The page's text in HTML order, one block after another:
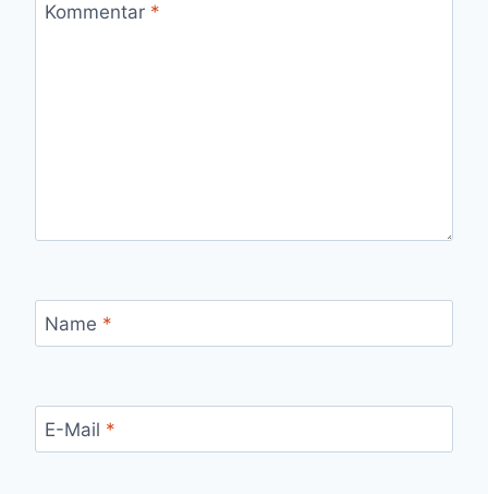
Kommentar *
Name *
E-Mail *